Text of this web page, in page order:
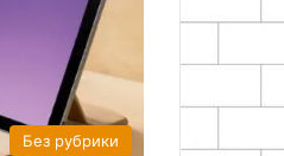
Без рубрики